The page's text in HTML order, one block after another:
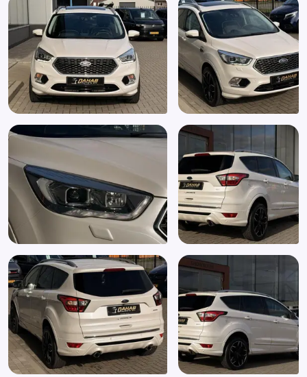
Stuur verwarmd
Trekhaak afneembaar
Uitparkeer waarschuwing
Verkeersbord detectie
Vermoeidheids herkenning
Verwarmde voorruit
Voorstoelen verwarmd